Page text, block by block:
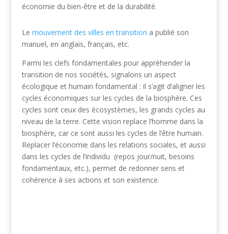
économie du bien-être et de la durabilité.
Le mouvement des villes en transition a publié son
manuel, en anglais, français, etc.
Parmi les clefs fondamentales pour appréhender la
transition de nos sociétés, signalons un aspect
écologique et humain fondamental : il s’agit d’aligner les
cycles économiques sur les cycles de la biosphère. Ces
cycles sont ceux des écosystèmes, les grands cycles au
niveau de la terre. Cette vision replace l’homme dans la
biosphère, car ce sont aussi les cycles de l’être humain.
Replacer l’économie dans les relations sociales, et aussi
dans les cycles de l’individu (repos jour/nuit, besoins
fondamentaux, etc.), permet de redonner sens et
cohérence à ses actions et son existence.